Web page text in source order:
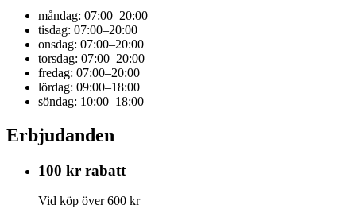
måndag: 07:00–20:00
tisdag: 07:00–20:00
onsdag: 07:00–20:00
torsdag: 07:00–20:00
fredag: 07:00–20:00
lördag: 09:00–18:00
söndag: 10:00–18:00
Erbjudanden
100 kr rabatt
Vid köp över 600 kr